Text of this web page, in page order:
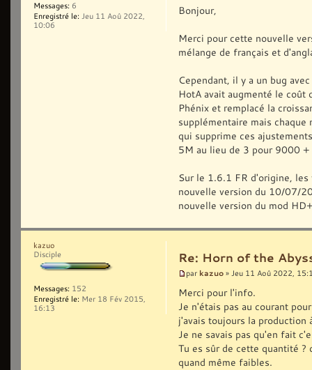
Bonjour,
Merci pour cette nouvelle
mélange de français et
Cependant, il y a un bug
HotA avait augmenté le coût
Phénix et remplacé la
supplémentaire mais
qui supprime ces
5M au lieu de 3 pour 9000
Sur le 1.6.1 FR d'origine,
nouvelle version du 10/07/
nouvelle version du mod
Messages: 6
Enregistré le: Jeu 11 Aoû 2022,
10:06
Re: Horn of the
par kazuo » Jeu 11 Aoû 2022,
Merci pour l'info.
Je n'étais pas au courant
j'avais toujours la production
Je ne savais pas qu'en fait
Tu es sûr de cette quantité ?
quand même faibles.
kazuo
Disciple
Messages: 152
Enregistré le: Mer 18 Fév 2015,
16:13